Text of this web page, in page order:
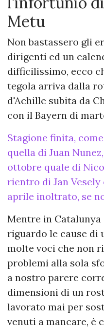
Metu
Non bastassero gli
dirigenti ed un
difficilissimo, ecco
tegola arriva dalla
d'Achille subita da
con il Bayern di
Stagione finita,
quella di Juan
ottobre quale di
rientro di Jan Vesely
aprile inoltrato, se
Mentre in
riguardo le cause di
molte voci che non
problemi alla sola
a nostro parere
dimensioni di un
lavorato mai per
venuti a mancare, è